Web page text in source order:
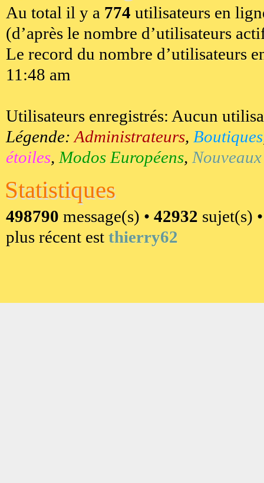
Au total il y a 774 utilisateurs en
(d’après le nombre d’utilisateurs
Le record du nombre d’utilisateurs
11:48 am
Utilisateurs enregistrés: Aucun
Légende: Administrateurs, Boutiques
étoiles, Modos Européens,
Statistiques
498790 message(s) • 42932 sujet(s)
plus récent est thierry62